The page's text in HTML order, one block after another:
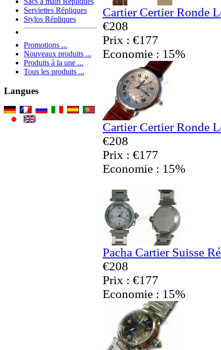
Serviettes Répliques
Stylos Répliques
Promotions ...
Nouveaux produits ...
Produits à la une ...
Tous les produits ...
Langues
Cartier Certier Ronde
€208
Prix : €177
Economie : 15%
Cartier Certier Ronde
€208
Prix : €177
Economie : 15%
Pacha Cartier Suisse
€208
Prix : €177
Economie : 15%